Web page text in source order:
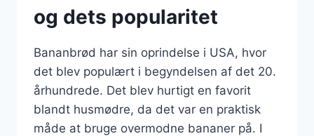
og dets popularitet
Bananbrød har sin oprindelse i USA, hvor
det blev populært i begyndelsen af det 20.
århundrede. Det blev hurtigt en favorit
blandt husmødre, da det var en praktisk
måde at bruge overmodne bananer på. I